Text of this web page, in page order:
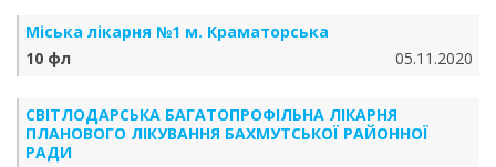
Міська лікарня №1 м. Краматорська
10 фл
05.11.2020
СВІТЛОДАРСЬКА БАГАТОПРОФІЛЬНА ЛІКАРНЯ
ПЛАНОВОГО ЛІКУВАННЯ БАХМУТСЬКОЇ РАЙОННОЇ
РАДИ